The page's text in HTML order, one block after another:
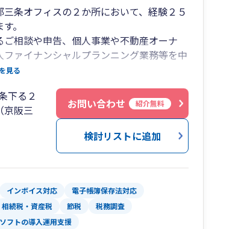
条オフィスの２か所において、経験２５
。
相談や申告、個人事業や不動産オーナ
ァイナンシャルプランニング業務等を中
士業、専門家との連携もございますの
ナルやタクシー乗り場の目の前の便利な
可能ですのでご相談ください。
見る
下る２
京阪三
お問い合わせ 紹介無料
検討リストに追加
インボイス対応
電子帳簿保存法対応
相続税・資産税 節税
税務調査
ソフトの導入運用支援